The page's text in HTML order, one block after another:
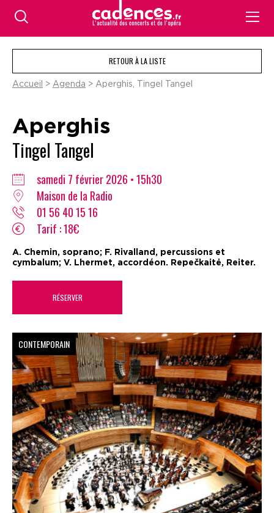
RETOUR À LA LISTE
Accueil > Agenda > Aperghis, Tingel Tangel
Aperghis
Tingel Tangel
samedi 7 février 2026 • 15h30
Maison de la Radio
01 56 40 15 16
Tarif : 18€
A. Chemin, soprano; F. Rivalland, percussions et
cymbalum; V. Lhermet, accordéon. Repečkaitė, Reiter.
RÉSERVER
CONTEMPORAIN